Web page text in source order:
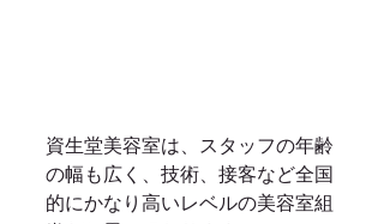
資生堂美容室は、スタッフの年齢
の幅も広く、技術、接客など全国
的にかなり高いレベルの美容室組